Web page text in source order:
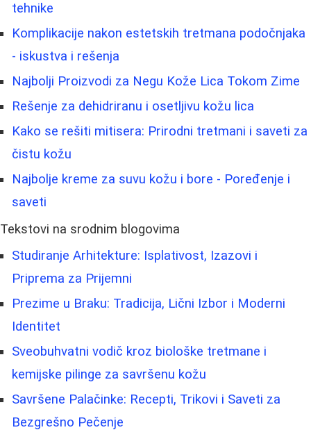
tehnike
Komplikacije nakon estetskih tretmana podočnjaka
- iskustva i rešenja
Najbolji Proizvodi za Negu Kože Lica Tokom Zime
Rešenje za dehidriranu i osetljivu kožu lica
Kako se rešiti mitisera: Prirodni tretmani i saveti za
čistu kožu
Najbolje kreme za suvu kožu i bore - Poređenje i
saveti
Tekstovi na srodnim blogovima
Studiranje Arhitekture: Isplativost, Izazovi i
Priprema za Prijemni
Prezime u Braku: Tradicija, Lični Izbor i Moderni
Identitet
Sveobuhvatni vodič kroz biološke tretmane i
kemijske pilinge za savršenu kožu
Savršene Palačinke: Recepti, Trikovi i Saveti za
Bezgrešno Pečenje